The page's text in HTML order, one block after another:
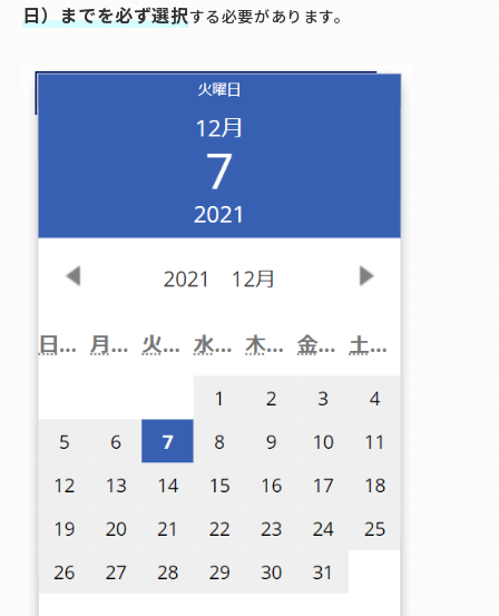
日）までを必ず選択する必要があります。